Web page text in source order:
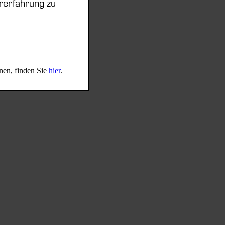
finden Sie hier.